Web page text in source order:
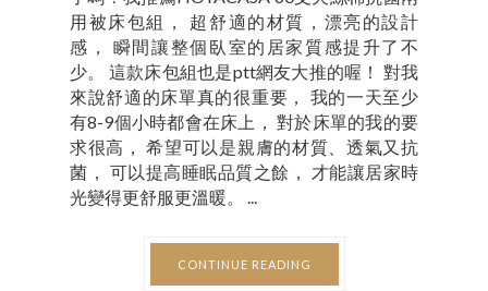
用被床包組， 超舒適的材質，漂亮的設計
感， 瞬間讓整個臥室的居家質感提升了不
少。 這款床包組也是ptt網友大推的喔！ 對我
來說舒適的床單真的很重要， 我的一天至少
有8-9個小時都會在床上， 對於床單的我的要
求很高， 希望可以是親膚的材質、透氣又抗
菌， 可以提高睡眠品質之餘， 才能讓居家時
光變得更舒服更溫暖。 ...
CONTINUE READING